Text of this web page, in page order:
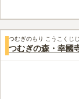
周辺の環
います。春には桜が
つむぎのもり こうこくじ
つむぎの森・幸國